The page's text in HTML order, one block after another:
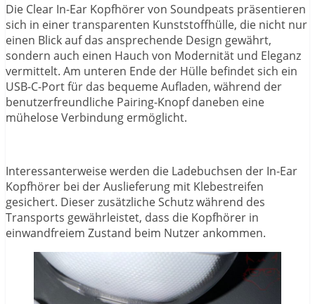
Die Clear In-Ear Kopfhörer von Soundpeats präsentieren
sich in einer transparenten Kunststoffhülle, die nicht nur
einen Blick auf das ansprechende Design gewährt,
sondern auch einen Hauch von Modernität und Eleganz
vermittelt. Am unteren Ende der Hülle befindet sich ein
USB-C-Port für das bequeme Aufladen, während der
benutzerfreundliche Pairing-Knopf daneben eine
mühelose Verbindung ermöglicht.
Interessanterweise werden die Ladebuchsen der In-Ear
Kopfhörer bei der Auslieferung mit Klebestreifen
gesichert. Dieser zusätzliche Schutz während des
Transports gewährleistet, dass die Kopfhörer in
einwandfreiem Zustand beim Nutzer ankommen.